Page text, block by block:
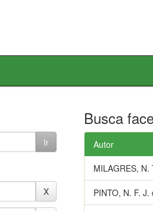
Busca
Autor
MILAGRES, N.
PINTO, N. F. J.